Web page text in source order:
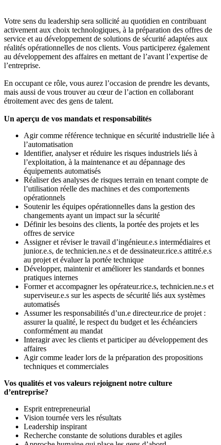
Votre sens du leadership sera sollicité au quotidien en contribuant
activement aux choix technologiques, à la préparation des offres de
service et au développement de solutions de sécurité adaptées aux
réalités opérationnelles de nos clients. Vous participerez également
au développement des affaires en mettant de l’avant l’expertise de
l’entreprise.
En occupant ce rôle, vous aurez l’occasion de prendre les devants,
mais aussi de vous trouver au cœur de l’action en collaborant
étroitement avec des gens de talent.
Un aperçu de vos mandats et responsabilités
Agir comme référence technique en sécurité industrielle liée à
l’automatisation
Identifier, analyser et réduire les risques industriels liés à
l’exploitation, à la maintenance et au dépannage des
équipements automatisés
Réaliser des analyses de risques terrain en tenant compte de
l’utilisation réelle des machines et des comportements
opérationnels
Soutenir les équipes opérationnelles dans la gestion des
changements ayant un impact sur la sécurité
Définir les besoins des clients, la portée des projets et les
offres de service
Assigner et réviser le travail d’ingénieur.e.s intermédiaires et
junior.e.s, de technicien.ne.s et de dessinateur.rice.s attitré.e.s
au projet et évaluer la portée technique
Développer, maintenir et améliorer les standards et bonnes
pratiques internes
Former et accompagner les opérateur.rice.s, technicien.ne.s et
superviseur.e.s sur les aspects de sécurité liés aux systèmes
automatisés
Assumer les responsabilités d’un.e directeur.rice de projet :
assurer la qualité, le respect du budget et les échéanciers
conformément au mandat
Interagir avec les clients et participer au développement des
affaires
Agir comme leader lors de la préparation des propositions
techniques et commerciales
Vos qualités et vos valeurs rejoignent notre culture
d’entreprise?
Esprit entrepreneurial
Vision tournée vers les résultats
Leadership inspirant
Recherche constante de solutions durables et agiles